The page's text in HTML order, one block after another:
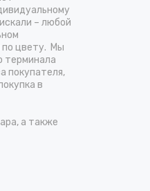
– любой
по цвету. Мы
терминала
покупателя,
в
а также